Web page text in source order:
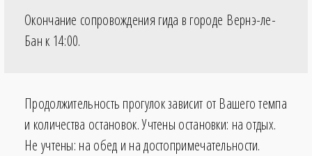
Окончание сопровождения гида в городе Вернэ-ле-
Бан к 14:00.
Продолжительность прогулок зависит от Вашего темпа
и количества остановок. Учтены остановки: на отдых.
Не учтены: на обед и на достопримечательности.